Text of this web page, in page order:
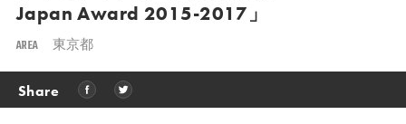
Japan Award 2015-2017」
AREA 東京都
Share